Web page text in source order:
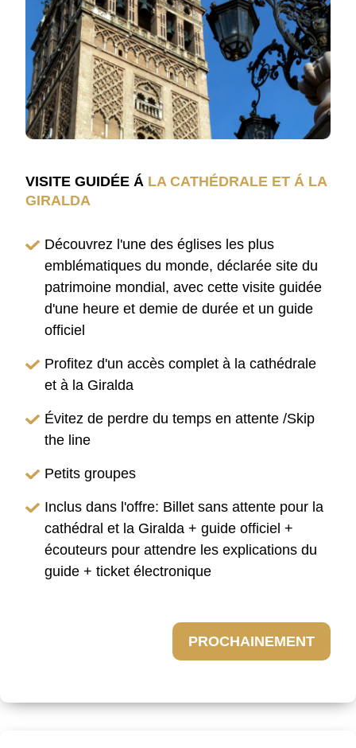
VISITE GUIDÉE Á LA CATHÉDRALE ET Á LA
GIRALDA
Découvrez l'une des églises les plus
emblématiques du monde, déclarée site du
patrimoine mondial, avec cette visite guidée
d'une heure et demie de durée et un guide
officiel
Profitez d'un accès complet à la cathédrale
et à la Giralda
Évitez de perdre du temps en attente /Skip
the line
Petits groupes
Inclus dans l'offre: Billet sans attente pour la
cathédral et la Giralda + guide officiel +
écouteurs pour attendre les explications du
guide + ticket électronique
PROCHAINEMENT